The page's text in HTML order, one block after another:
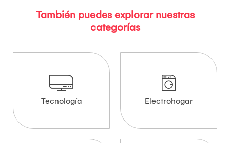
También puedes explorar nuestras
categorías
Tecnología Electrohogar